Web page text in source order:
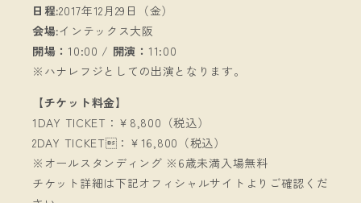
日程:2017年12月29日（金）
会場:インテックス大阪
開場： 10:00 / 開演： 11:00
※ハナレフジとしての出演となります。
【チケット料金】
1DAY TICKET：￥8,800（税込）
2DAY TICKET：￥16,800（税込）
※オールスタンディング ※6歳未満入場無料
チケット詳細は下記オフィシャルサイトよりご確認くだ